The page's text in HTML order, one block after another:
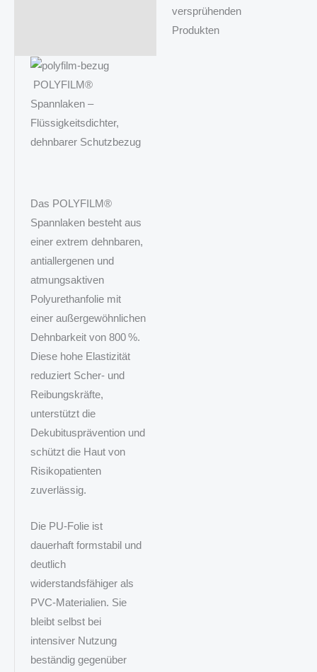
versprühenden
Produkten
POLYFILM®
Spannlaken –
Flüssigkeitsdichter,
dehnbarer Schutzbezug
Das POLYFILM®
Spannlaken besteht aus
einer extrem dehnbaren,
antiallergenen und
atmungsaktiven
Polyurethanfolie mit
einer außergewöhnlichen
Dehnbarkeit von 800 %.
Diese hohe Elastizität
reduziert Scher‑ und
Reibungskräfte,
unterstützt die
Dekubitusprävention und
schützt die Haut von
Risikopatienten
zuverlässig.
Die PU‑Folie ist
dauerhaft formstabil und
deutlich
widerstandsfähiger als
PVC‑Materialien. Sie
bleibt selbst bei
intensiver Nutzung
beständig gegenüber